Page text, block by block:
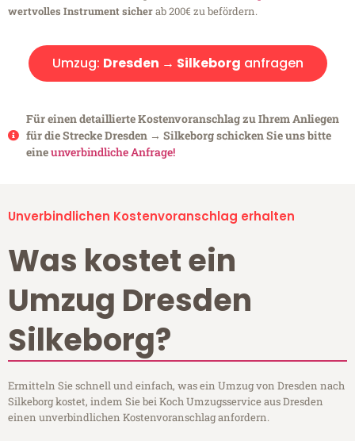
wertvolles Instrument sicherab 200€ zu befördern.
Umzug: Dresden → Silkeborg anfragen
Für einen detaillierte Kostenvoranschlag zu Ihrem Anliegen
für die Strecke Dresden → Silkeborg schicken Sie uns bitte
eineunverbindliche Anfrage!
Unverbindlichen Kostenvoranschlag erhalten
Was kostet ein
Umzug Dresden
Silkeborg?
Ermitteln Sie schnell und einfach, was ein Umzug von Dresden nach
Silkeborg kostet, indem Sie bei Koch Umzugsservice aus Dresden
einen unverbindlichen Kostenvoranschlag anfordern.